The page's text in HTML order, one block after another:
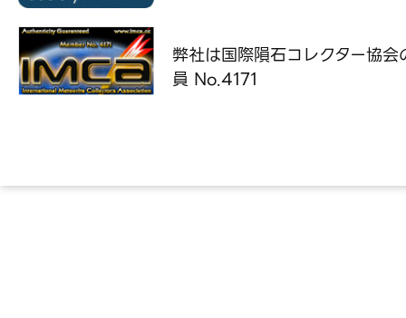
弊社は国際隕石コレクター協会
員 No.4171